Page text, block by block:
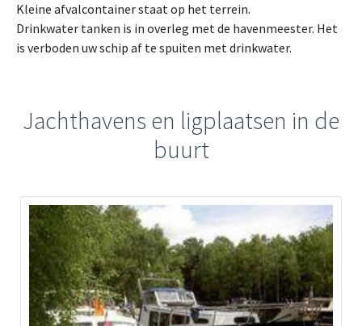
Kleine afvalcontainer staat op het terrein.
Drinkwater tanken is in overleg met de havenmeester. Het
is verboden uw schip af te spuiten met drinkwater.
Jachthavens en ligplaatsen in de
buurt